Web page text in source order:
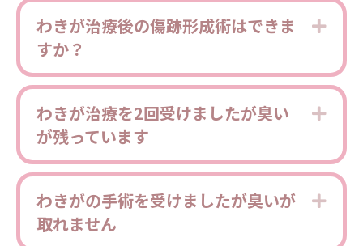
わきが治療後の傷跡形成術はできま
すか？
わきが治療を2回受けましたが臭い
が残っています
わきがの手術を受けましたが臭いが
取れません